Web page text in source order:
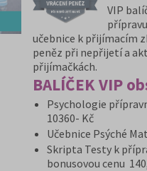
VIP
učebnice k přijímacím
peněz při nepřijetí a
přijímačkách.
BALÍČEK VIP
Psychologie
10360- Kč
Učebnice Psýché
Skripta Testy k
bonusovou cenu